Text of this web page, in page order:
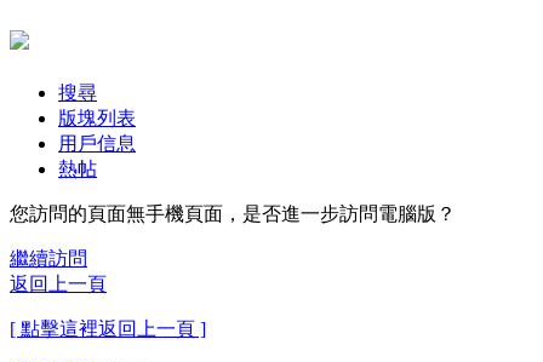
搜尋
版塊列表
用戶信息
熱帖
您訪問的頁面無手機頁面，是否進一步訪問電腦版？
繼續訪問
返回上一頁
[ 點擊這裡返回上一頁 ]